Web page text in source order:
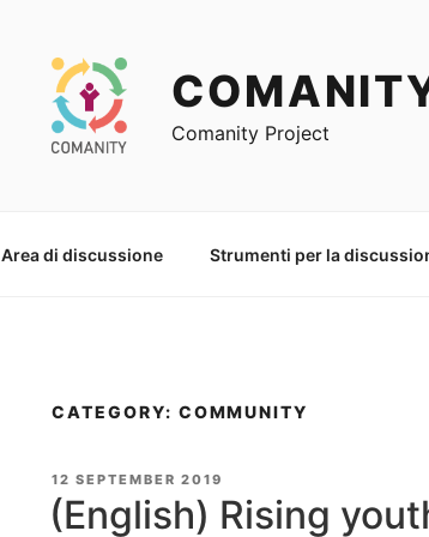
Area di discussione Strumenti per la
Comanity Project
CATEGORY: COMMUNITY
POSTED
ON
12 SEPTEMBER 2019
(English) Rising